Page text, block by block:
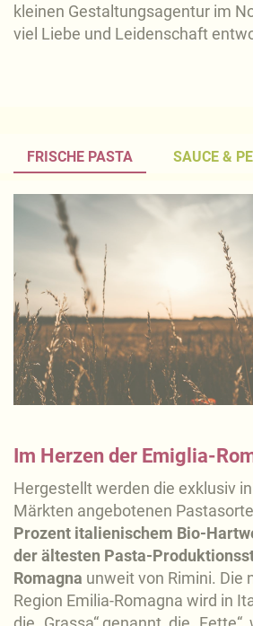
kleinen Gestaltungsagentur im
viel Liebe und Leidenschaft
FRISCHE PASTA SAUCE &
Im Herzen der Emiglia-
Hergestellt werden die exklusiv
Märkten angebotenen
Prozent italienischem Bio-
der ältesten Pasta-
Romagna unweit von Rimini. Die
Region Emilia-Romagna wird in